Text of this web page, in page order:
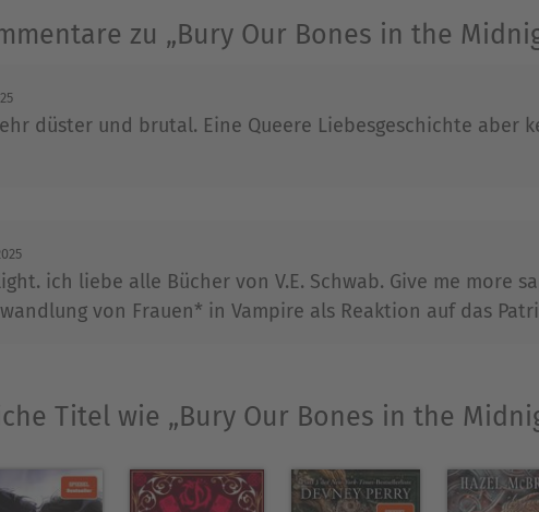
zu „Bury Our Bones in the
düster und brutal. Eine Queere Liebesgeschichte aber
ich liebe alle Bücher von V.E. Schwab. Give me more
von Frauen* in Vampire als Reaktion auf das
Titel wie „Bury Our Bones in the